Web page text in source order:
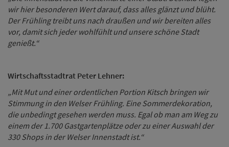
wir hier besonderen Wert darauf, dass alles glänzt und blüht.
Der Frühling treibt uns nach draußen und wir bereiten alles
vor, damit sich jeder wohlfühlt und unsere schöne Stadt
genießt.“
Wirtschaftsstadtrat Peter Lehner:
„Mit Mut und einer ordentlichen Portion Kitsch bringen wir
Stimmung in den Welser Frühling. Eine Sommerdekoration,
die unbedingt gesehen werden muss. Egal ob man am Weg zu
einem der 1.700 Gastgartenplätze oder zu einer Auswahl der
330 Shops in der Welser Innenstadt ist.“